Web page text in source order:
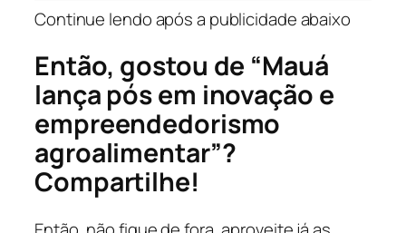
Continue lendo após a publicidade abaixo
Então, gostou de “Mauá
lança pós em inovação e
empreendedorismo
agroalimentar”?
Compartilhe!